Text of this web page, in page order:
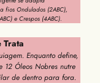
fios Ondulados (2ABC),
e Crespos (4ABC).
Trata
Enquanto define,
12 Óleos Nobres nutre
de dentro para fora.